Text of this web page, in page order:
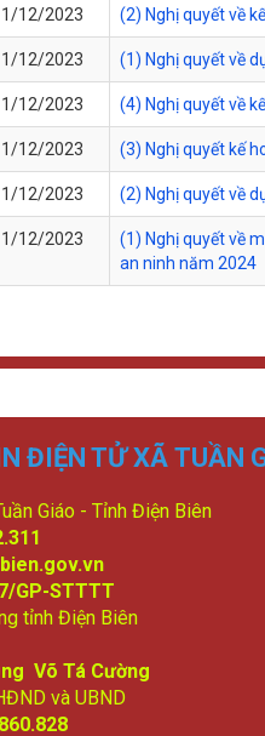
12/2023 (2) Nghị quyết về
12/2023 (1) Nghị quyết về
12/2023 (4) Nghị quyết về
12/2023 (3) Nghị quyết kế
12/2023 (2) Nghị quyết về
12/2023
(1) Nghị quyết về
an ninh năm 2024
ĐIỆN TỬ XÃ TUẦN
Giáo - Tỉnh Điện Biên
GP-STTTT
tỉnh Điện Biên
Võ Tá Cường
và UBND